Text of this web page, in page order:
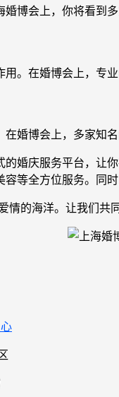
博会上，你将看到
。在婚博会上，专
婚博会上，多家知
婚庆服务平台，让
等全方位服务。同
情的海洋。让我们